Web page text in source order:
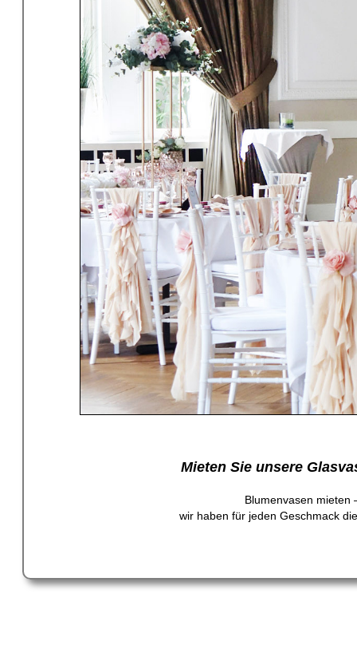
Mieten Sie unsere
Blumenvasen mieten
wir haben für jeden Geschmack